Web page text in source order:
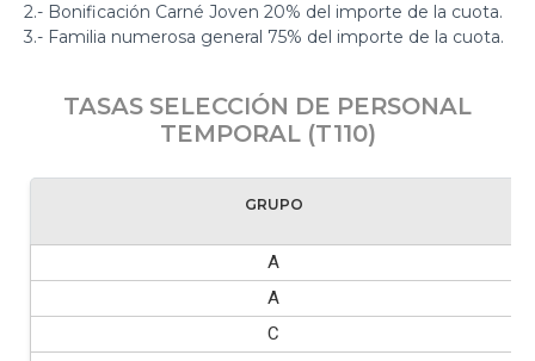
2.- Bonificación Carné Joven 20% del importe de la cuota.
3.- Familia numerosa general 75% del importe de la cuota.
TASAS SELECCIÓN DE PERSONAL
TEMPORAL (T110)
GRUPO
A
A
C